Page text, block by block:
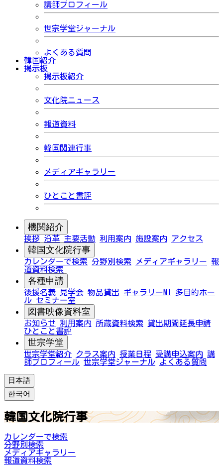
講師プロフィール
世宗学堂ジャーナル
よくある質問
韓国紹介
掲示板
掲示板紹介
文化院ニュース
報道資料
韓国関連行事
メディアギャラリー
ひとこと書評
機関紹介
挨拶 沿革 主要活動 利用案内 施設案内 アクセス
韓国文化院行事
カレンダーで検索 分野別検索 メディアギャラリー 報
道資料検索
各種申請
後援名義 見学会 物品貸出 ギャラリーMI
多目的ホー
ル セミナー室
図書映像資料室
お知らせ 利用案内 所蔵資料検索
貸出期間延長申請
ひとこと書評
世宗学堂
世宗学堂紹介 クラス案内 授業日程 受講申込案内 講
師プロフィール 世宗学堂ジャーナル よくある質問
日本語
한국어
韓国文化院行事
カレンダーで検索
分野別検索
メディアギャラリー
報道資料検索